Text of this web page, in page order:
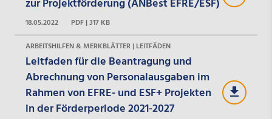
zur Projektförderung (ANBest EFRE/ESF)
18.05.2022
PDF | 317 KB
ARBEITSHILFEN & MERKBLÄTTER | LEITFÄDEN
Leitfaden für die Beantragung und
Abrechnung von Personalausgaben im
Rahmen von EFRE- und ESF+ Projekten
in der Förderperiode 2021-2027